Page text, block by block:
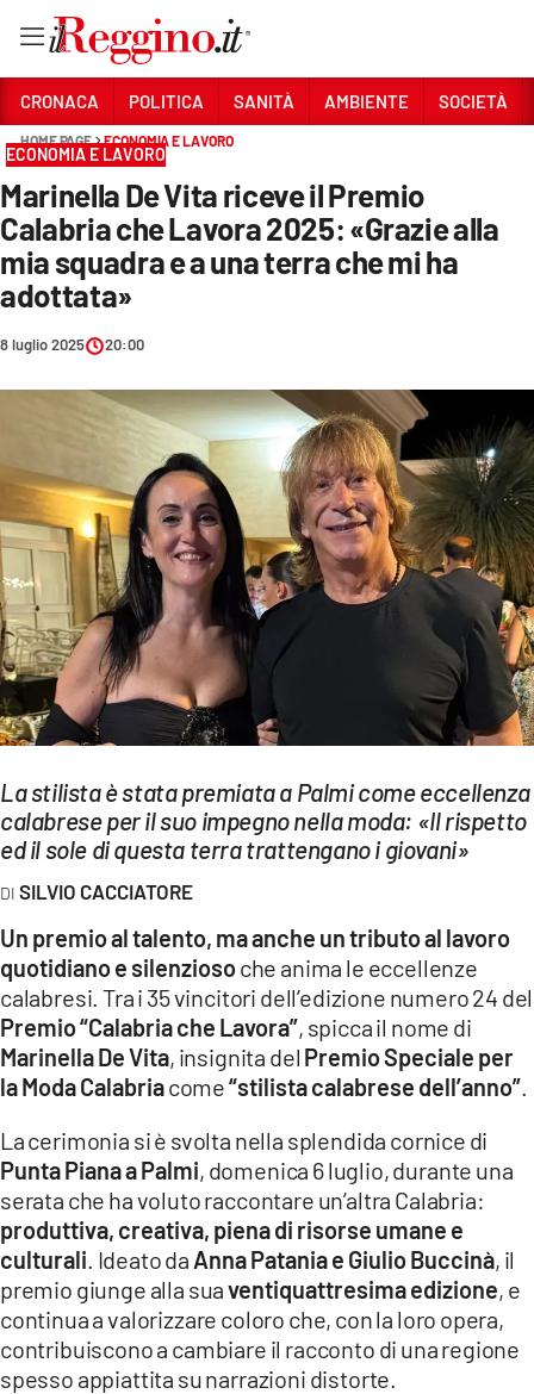
Sezioni
CRONACA
POLITICA
SANITÀ
AMBIENTE
ECONOMIA E LAVORO
EVENTI
SPORT
Streaming
LAC TV
LAC ONAIR
LaC
LACPLAY.IT
LACTV.IT
LACONAIR.IT
ILREGGINO.IT
COSENZACHANNEL.IT
ILVIBONESE.IT
CATANZAROCHANNEL.IT
LACAPITALENEWS.IT
CRONACA POLITICA SANITÀ AMBIENTE SOCIETÀ
HOME PAGE ECONOMIA E LAVORO
ECONOMIA E LAVORO
Marinella De Vita riceve il Premio
Calabria che Lavora 2025: «Grazie alla
mia squadra e a una terra che mi ha
adottata»
8 luglio 2025 20:00
La stilista è stata premiata a Palmi come eccellenza
calabrese per il suo impegno nella moda: «Il rispetto
ed il sole di questa terra trattengano i giovani»
SILVIO CACCIATORE
Un premio al talento, ma anche un tributo al lavoro
quotidiano e silenziosoche anima le eccellenze
calabresi. Tra i 35 vincitori dell’edizione numero 24 del
Premio “Calabria che Lavora”, spicca il nome di
Marinella De Vita, insignita del Premio Speciale per
la Moda Calabriacome“stilista calabrese dell’anno”.
La cerimonia si è svolta nella splendida cornice di
Punta Piana a Palmi, domenica 6 luglio, durante una
serata che ha voluto raccontare un’altra Calabria:
produttiva, creativa, piena di risorse umane e
culturali . Ideato da Anna Patania e Giulio Buccinà, il
premio giunge alla suaventiquattresima edizione, e
continua a valorizzare coloro che, con la loro opera,
contribuiscono a cambiare il racconto di una regione
spesso appiattita su narrazioni distorte.